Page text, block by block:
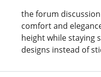
the forum
comfort and
height while staying
designs instead of